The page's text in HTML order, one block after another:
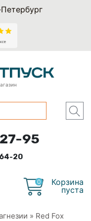
95
20
0
Корзина
пуста
» Red Fox